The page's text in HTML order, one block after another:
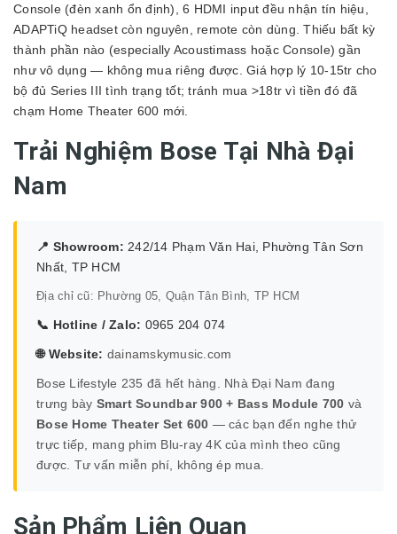
Console (đèn xanh ổn định), 6 HDMI input đều nhận tín hiệu,
ADAPTiQ headset còn nguyên, remote còn dùng. Thiếu bất kỳ
thành phần nào (especially Acoustimass hoặc Console) gần
như vô dụng — không mua riêng được. Giá hợp lý 10-15tr cho
bộ đủ Series III tình trạng tốt; tránh mua >18tr vì tiền đó đã
chạm Home Theater 600 mới.
Trải Nghiệm Bose Tại Nhà Đại
Nam
📍 Showroom: 242/14 Phạm Văn Hai, Phường Tân Sơn
Nhất, TP HCM
Địa chỉ cũ: Phường 05, Quận Tân Bình, TP HCM
📞 Hotline / Zalo: 0965 204 074
🌐 Website: dainamskymusic.com
Bose Lifestyle 235 đã hết hàng. Nhà Đại Nam đang
trưng bày Smart Soundbar 900 + Bass Module 700 và
Bose Home Theater Set 600 — các bạn đến nghe thử
trực tiếp, mang phim Blu-ray 4K của mình theo cũng
được. Tư vấn miễn phí, không ép mua.
Sản Phẩm Liên Quan